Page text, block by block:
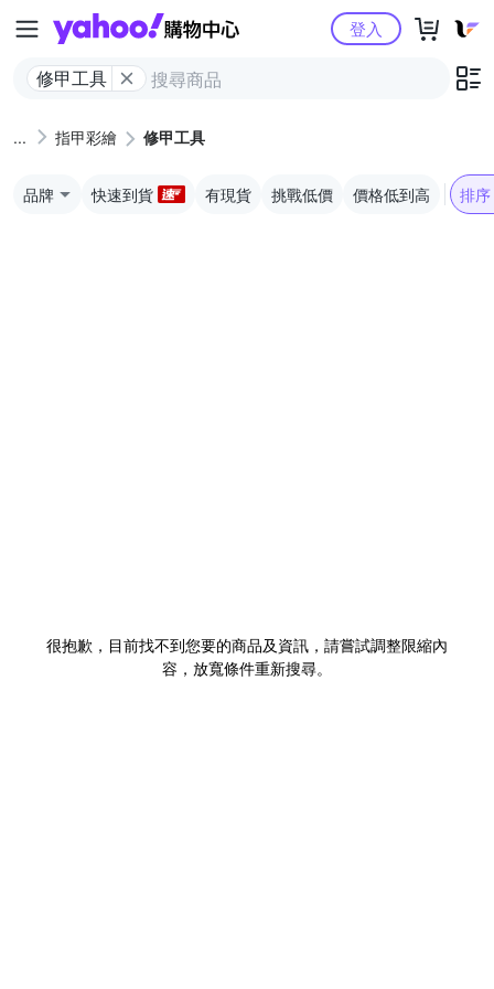
Yahoo購物中心
修甲工具
登入
指甲彩繪 修甲工具
品牌 快速到貨 有現貨 挑戰低價 價格低到高 排序
很抱歉，目前找不到您要的商品及資訊，請嘗試調整限縮內
容，放寬條件重新搜尋。